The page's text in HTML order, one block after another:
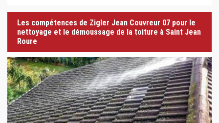
Les compétences de Zigler Jean Couvreur 07 pour le
nettoyage et le démoussage de la toiture à Saint Jean
Roure